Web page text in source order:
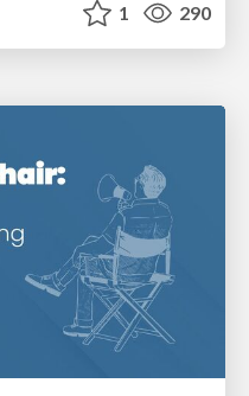
1 290